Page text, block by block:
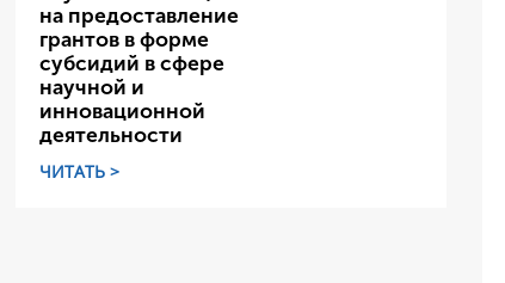
на предоставление
грантов в форме
субсидий в сфере
научной и
инновационной
деятельности
ЧИТАТЬ >